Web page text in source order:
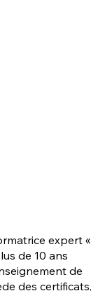
expert «
de 10 ans
de
des certificats,